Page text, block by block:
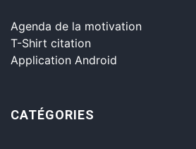
Agenda de la motivation
T-Shirt citation
Application Android
CATÉGORIES